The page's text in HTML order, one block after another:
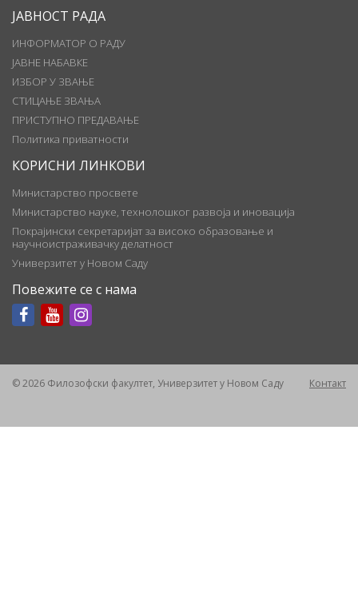
ЈАВНОСТ РАДА
ИНФОРМАТОР О РАДУ
ЈАВНЕ НАБАВКЕ
ИЗБОР У ЗВАЊЕ
СТИЦАЊЕ ЗВАЊА
ПРИСТУПНО ПРЕДАВАЊЕ
Политика приватности
КОРИСНИ ЛИНКОВИ
Министарство просвете
Министарство науке, технолошког развоја и иновација
Покрајински секретаријат за високо образовање и
научноистраживачку делатност
Универзитет у Новом Саду
Повежите се с нама
© 2026 Филозофски факултет, Универзитет у Новом Саду Контакт